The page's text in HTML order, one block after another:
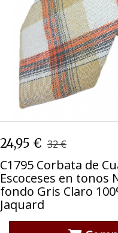
C1795 Corbata
Escoceses en tonos
fondo Gris Claro
24,95 € 32 €
C1795 Corbata de
Escoceses en tonos
fondo Gris Claro
Jaquard